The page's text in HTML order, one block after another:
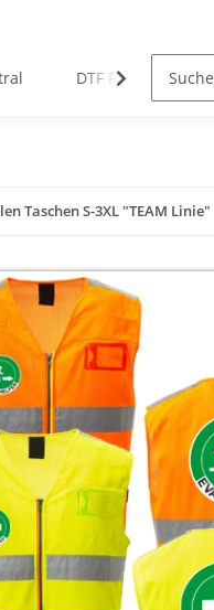
DTF Premium
Taschen S-3XL "TEAM Linie"